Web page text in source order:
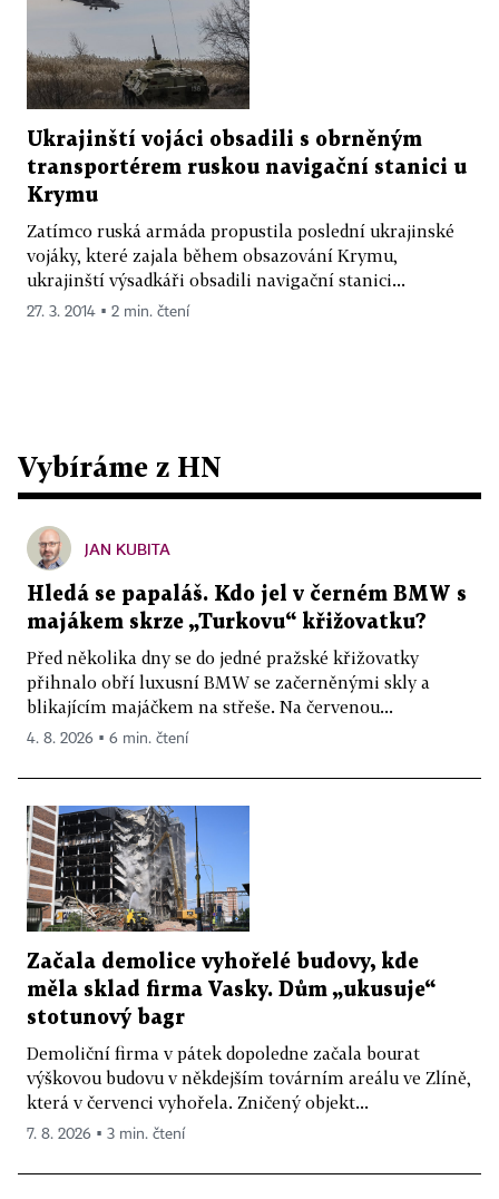
Ukrajinští vojáci obsadili s obrněným
transportérem ruskou navigační stanici u
Krymu
Zatímco ruská armáda propustila poslední ukrajinské
vojáky, které zajala během obsazování Krymu,
ukrajinští výsadkáři obsadili navigační stanici...
27. 3. 2014 ▪ 2 min. čtení
Vybíráme z HN
JAN KUBITA
Hledá se papaláš. Kdo jel v černém BMW s
majákem skrze „Turkovu“ křižovatku?
Před několika dny se do jedné pražské křižovatky
přihnalo obří luxusní BMW se začerněnými skly a
blikajícím majáčkem na střeše. Na červenou...
4. 8. 2026 ▪ 6 min. čtení
Začala demolice vyhořelé budovy, kde
měla sklad firma Vasky. Dům „ukusuje“
stotunový bagr
Demoliční firma v pátek dopoledne začala bourat
výškovou budovu v někdejším továrním areálu ve Zlíně,
která v červenci vyhořela. Zničený objekt...
7. 8. 2026 ▪ 3 min. čtení